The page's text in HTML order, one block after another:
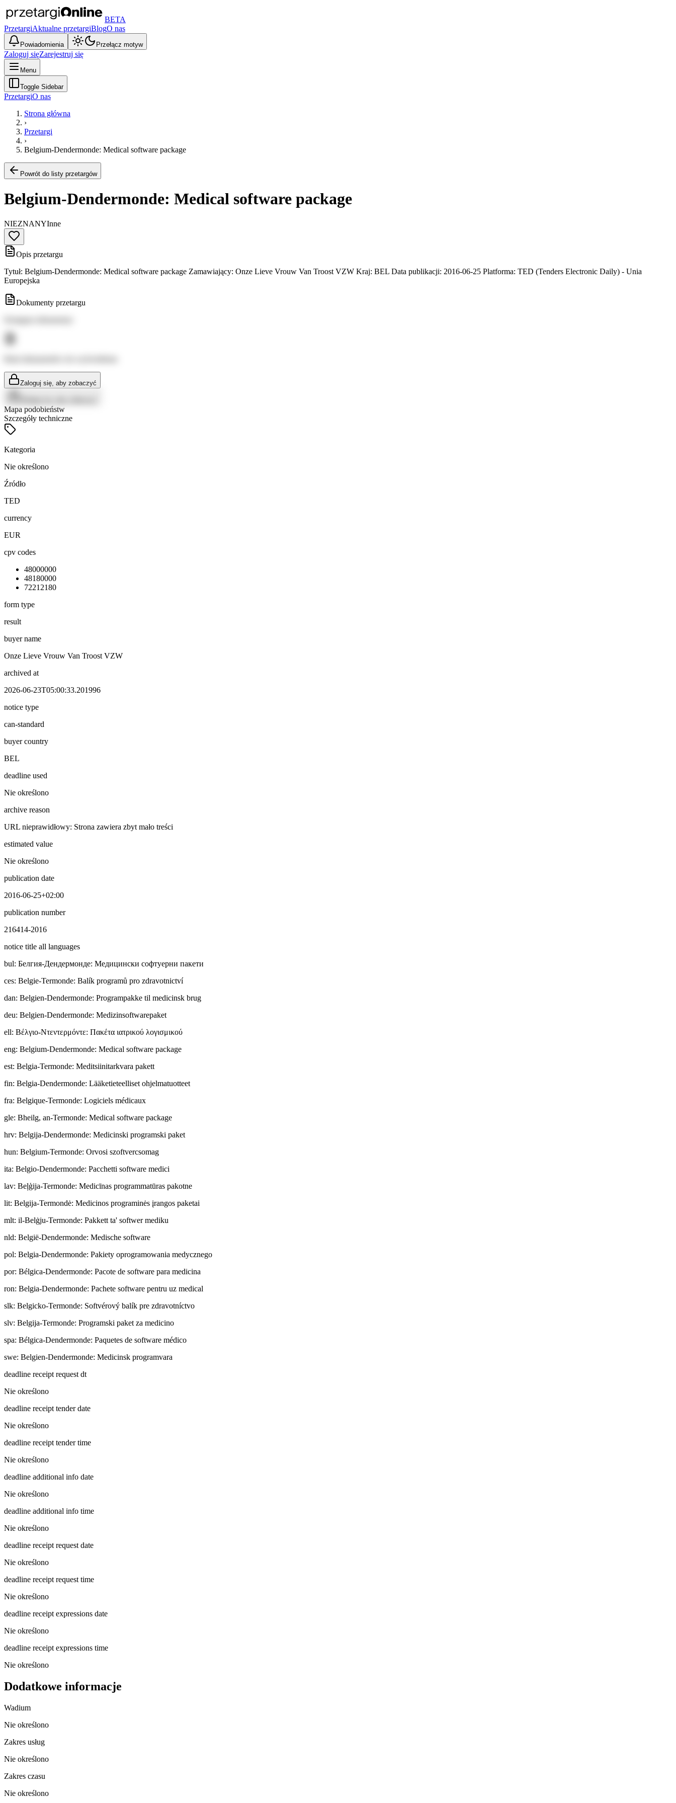
BETA
PrzetargiAktualne przetargiBlogO nas
Powiadomienia Przełącz motyw
Zaloguj sięZarejestruj się
Menu
Toggle Sidebar
PrzetargiO nas
Strona główna
›
Przetargi
›
Belgium-Dendermonde: Medical software package
Powrót do listy przetargów
Belgium-Dendermonde: Medical software package
NIEZNANYInne
Opis przetargu
Tytuł: Belgium-Dendermonde: Medical software package Zamawiający: Onze Lieve Vrouw Van Troost VZW Kraj: BEL Data publikacji: 2016-06-25 Platforma: TED (Tenders Electronic Daily) - Unia
Europejska
Dokumenty przetargu
Zaloguj się, aby zobaczyć
Mapa podobieństw
Szczegóły techniczne
Kategoria
Nie określono
Źródło
TED
currency
EUR
cpv codes
48000000
48180000
72212180
form type
result
buyer name
Onze Lieve Vrouw Van Troost VZW
archived at
2026-06-23T05:00:33.201996
notice type
can-standard
buyer country
BEL
deadline used
Nie określono
archive reason
URL nieprawidłowy: Strona zawiera zbyt mało treści
estimated value
Nie określono
publication date
2016-06-25+02:00
publication number
216414-2016
notice title all languages
bul: Бeлгия-Дендермонде: Медицински софтуерни пакети
ces: Belgie-Termonde: Balík programů pro zdravotnictví
dan: Belgien-Dendermonde: Programpakke til medicinsk brug
deu: Belgien-Dendermonde: Medizinsoftwarepaket
ell: Βέλγιο-Ντεντερμόντε: Πακέτα ιατρικού λογισμικού
eng: Belgium-Dendermonde: Medical software package
est: Belgia-Termonde: Meditsiinitarkvara pakett
fin: Belgia-Dendermonde: Lääketieteelliset ohjelmatuotteet
fra: Belgique-Termonde: Logiciels médicaux
gle: Bheilg, an-Termonde: Medical software package
hrv: Belgija-Dendermonde: Medicinski programski paket
hun: Belgium-Termonde: Orvosi szoftvercsomag
ita: Belgio-Dendermonde: Pacchetti software medici
lav: Beļģija-Termonde: Medicīnas programmatūras pakotne
lit: Belgija-Termondė: Medicinos programinės įrangos paketai
mlt: il-Belġju-Termonde: Pakkett ta' softwer mediku
nld: België-Dendermonde: Medische software
pol: Belgia-Dendermonde: Pakiety oprogramowania medycznego
por: Bélgica-Dendermonde: Pacote de software para medicina
ron: Belgia-Dendermonde: Pachete software pentru uz medical
slk: Belgicko-Termonde: Softvérový balík pre zdravotníctvo
slv: Belgija-Termonde: Programski paket za medicino
spa: Bélgica-Dendermonde: Paquetes de software médico
swe: Belgien-Dendermonde: Medicinsk programvara
deadline receipt request dt
Nie określono
deadline receipt tender date
Nie określono
deadline receipt tender time
Nie określono
deadline additional info date
Nie określono
deadline additional info time
Nie określono
deadline receipt request date
Nie określono
deadline receipt request time
Nie określono
deadline receipt expressions date
Nie określono
deadline receipt expressions time
Nie określono
Dodatkowe informacje
Wadium
Nie określono
Zakres usług
Nie określono
Zakres czasu
Nie określono